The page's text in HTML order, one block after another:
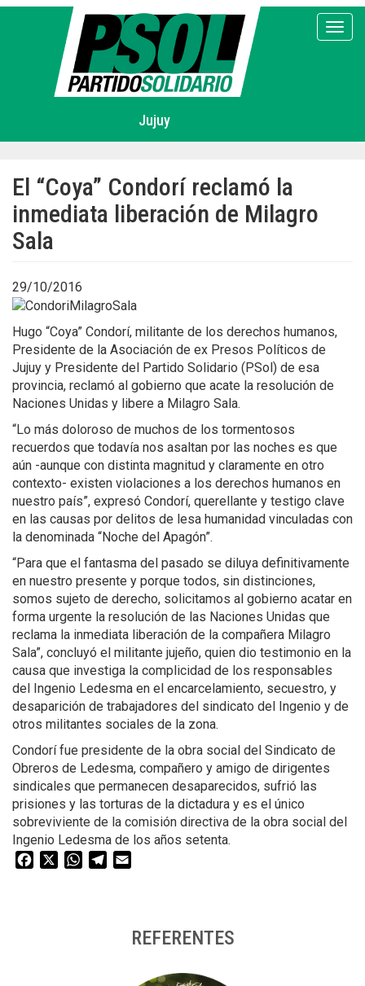
Pasar
Jujuy
El “Coya” Condorí reclamó la
inmediata liberación de Milagro
Sala
29/10/2016
Hugo “Coya” Condorí, militante de los derechos humanos,
Presidente de la Asociación de ex Presos Políticos de
Jujuy y Presidente del Partido Solidario (PSol) de esa
provincia, reclamó al gobierno que acate la resolución de
Naciones Unidas y libere a Milagro Sala.
“Lo más doloroso de muchos de los tormentosos
recuerdos que todavía nos asaltan por las noches es que
aún -aunque con distinta magnitud y claramente en otro
contexto- existen violaciones a los derechos humanos en
nuestro país”, expresó Condorí, querellante y testigo clave
en las causas por delitos de lesa humanidad vinculadas con
la denominada “Noche del Apagón”.
“Para que el fantasma del pasado se diluya definitivamente
en nuestro presente y porque todos, sin distinciones,
somos sujeto de derecho, solicitamos al gobierno acatar en
forma urgente la resolución de las Naciones Unidas que
reclama la inmediata liberación de la compañera Milagro
Sala”, concluyó el militante jujeño, quien dio testimonio en la
causa que investiga la complicidad de los responsables
del Ingenio Ledesma en el encarcelamiento, secuestro, y
desaparición de trabajadores del sindicato del Ingenio y de
otros militantes sociales de la zona.
Condorí fue presidente de la obra social del Sindicato de
Obreros de Ledesma, compañero y amigo de dirigentes
sindicales que permanecen desaparecidos, sufrió las
prisiones y las torturas de la dictadura y es el único
sobreviviente de la comisión directiva de la obra social del
Ingenio Ledesma de los años setenta.
Facebook WhatsAppTelegram
REFERENTES